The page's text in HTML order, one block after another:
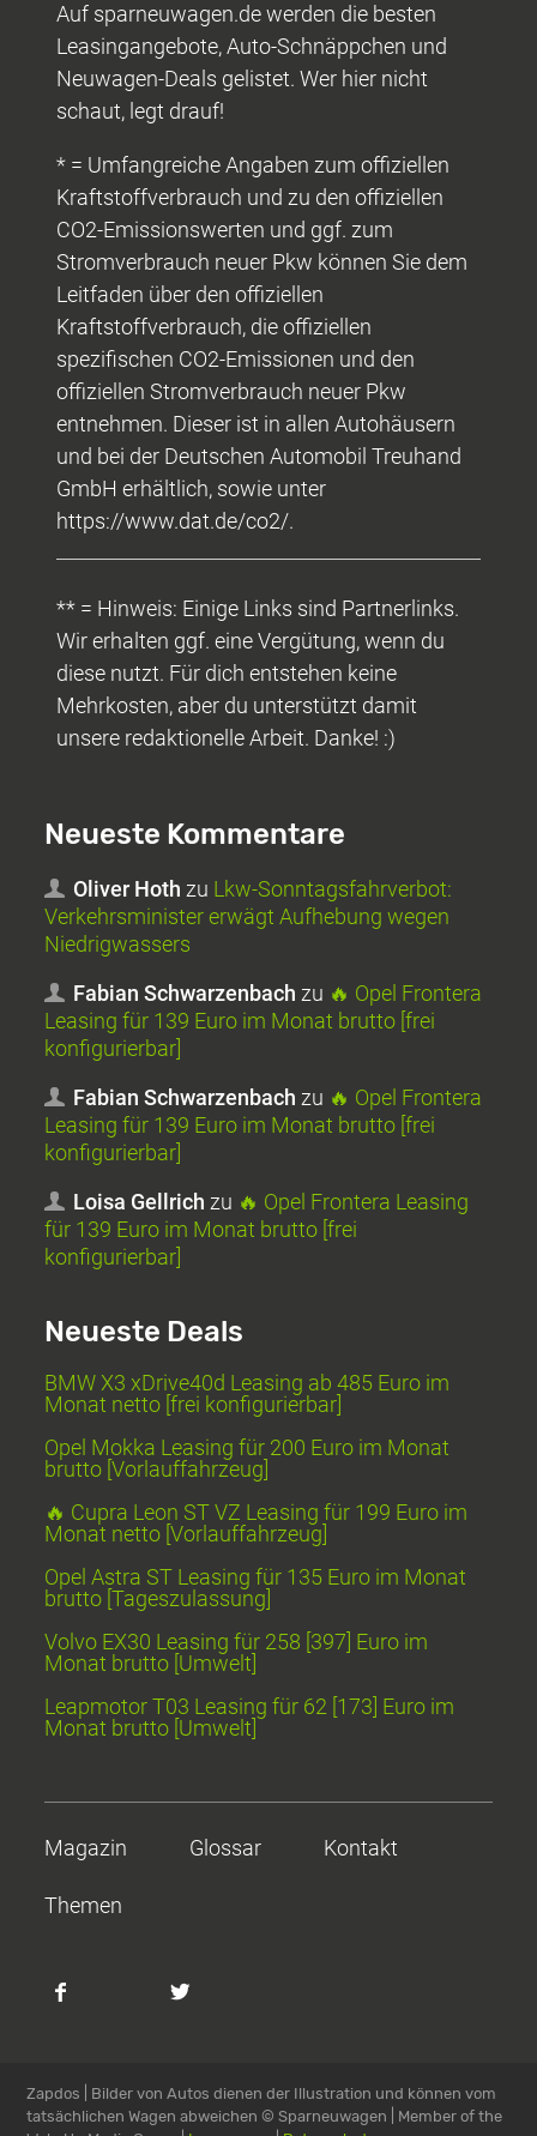
Auf sparneuwagen.de werden die besten
Leasingangebote, Auto-Schnäppchen und
Neuwagen-Deals gelistet. Wer hier nicht
schaut, legt drauf!
* = Umfangreiche Angaben zum offiziellen
Kraftstoffverbrauch und zu den offiziellen
CO2-Emissionswerten und ggf. zum
Stromverbrauch neuer Pkw können Sie dem
Leitfaden über den offiziellen
Kraftstoffverbrauch, die offiziellen
spezifischen CO2-Emissionen und den
offiziellen Stromverbrauch neuer Pkw
entnehmen. Dieser ist in allen Autohäusern
und bei der Deutschen Automobil Treuhand
GmbH erhältlich, sowie unter
https://www.dat.de/co2/.
** = Hinweis: Einige Links sind Partnerlinks.
Wir erhalten ggf. eine Vergütung, wenn du
diese nutzt. Für dich entstehen keine
Mehrkosten, aber du unterstützt damit
unsere redaktionelle Arbeit. Danke! :)
Neueste Kommentare
Oliver Hoth zu Lkw-Sonntagsfahrverbot:
Verkehrsminister erwägt Aufhebung wegen
Niedrigwassers
Fabian Schwarzenbach zu 🔥 Opel Frontera
Leasing für 139 Euro im Monat brutto [frei
konfigurierbar]
Fabian Schwarzenbach zu 🔥 Opel Frontera
Leasing für 139 Euro im Monat brutto [frei
konfigurierbar]
Loisa Gellrich zu 🔥 Opel Frontera Leasing
für 139 Euro im Monat brutto [frei
konfigurierbar]
Neueste Deals
BMW X3 xDrive40d Leasing ab 485 Euro im
Monat netto [frei konfigurierbar]
Opel Mokka Leasing für 200 Euro im Monat
brutto [Vorlauffahrzeug]
🔥 Cupra Leon ST VZ Leasing für 199 Euro im
Monat netto [Vorlauffahrzeug]
Opel Astra ST Leasing für 135 Euro im Monat
brutto [Tageszulassung]
Volvo EX30 Leasing für 258 [397] Euro im
Monat brutto [Umwelt]
Leapmotor T03 Leasing für 62 [173] Euro im
Monat brutto [Umwelt]
Magazin Glossar Kontakt
Themen
Zapdos | Bilder von Autos dienen der Illustration und können vom
tatsächlichen Wagen abweichen© Sparneuwagen | Member of the